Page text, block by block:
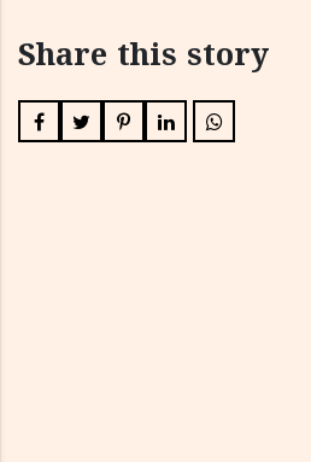
Share this story